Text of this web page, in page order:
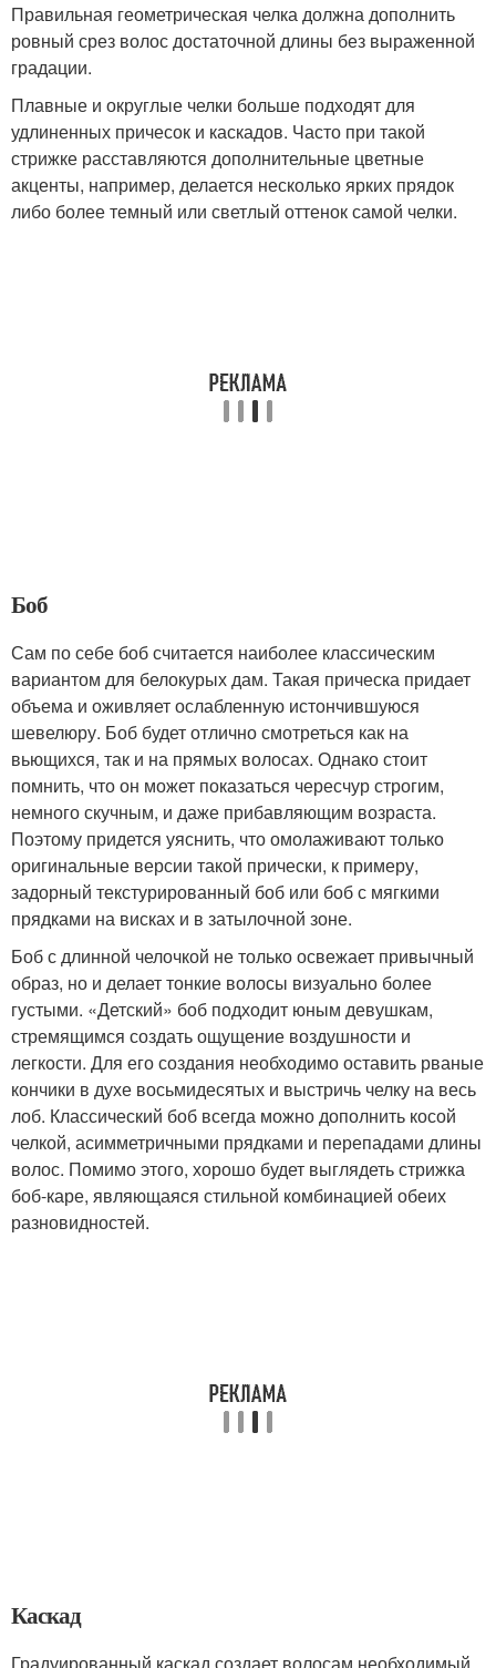
Правильная геометрическая челка должна дополнить
ровный срез волос достаточной длины без выраженной
градации.
Плавные и округлые челки больше подходят для
удлиненных причесок и каскадов. Часто при такой
стрижке расставляются дополнительные цветные
акценты, например, делается несколько ярких прядок
либо более темный или светлый оттенок самой челки.
Боб
Сам по себе боб считается наиболее классическим
вариантом для белокурых дам. Такая прическа придает
объема и оживляет ослабленную истончившуюся
шевелюру. Боб будет отлично смотреться как на
вьющихся, так и на прямых волосах. Однако стоит
помнить, что он может показаться чересчур строгим,
немного скучным, и даже прибавляющим возраста.
Поэтому придется уяснить, что омолаживают только
оригинальные версии такой прически, к примеру,
задорный текстурированный боб или боб с мягкими
прядками на висках и в затылочной зоне.
Боб с длинной челочкой не только освежает привычный
образ, но и делает тонкие волосы визуально более
густыми. «Детский» боб подходит юным девушкам,
стремящимся создать ощущение воздушности и
легкости. Для его создания необходимо оставить рваные
кончики в духе восьмидесятых и выстричь челку на весь
лоб. Классический боб всегда можно дополнить косой
челкой, асимметричными прядками и перепадами длины
волос. Помимо этого, хорошо будет выглядеть стрижка
боб-каре, являющаяся стильной комбинацией обеих
разновидностей.
Каскад